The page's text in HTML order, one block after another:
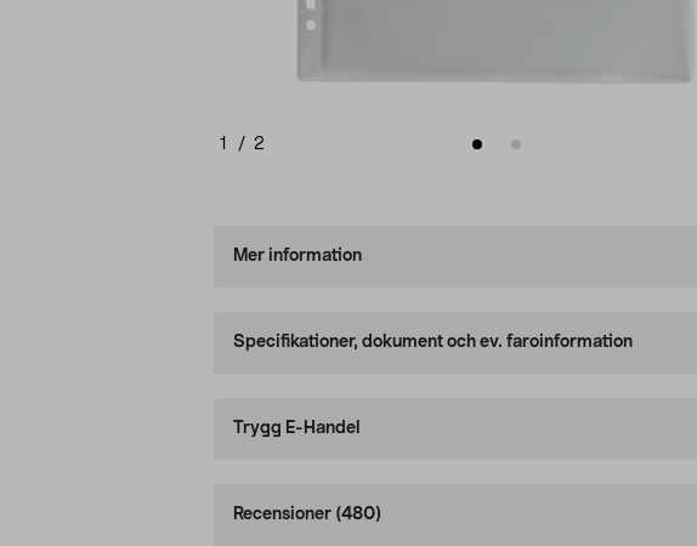
1 / 2
Mer information
Specifikationer, dokument och ev. faroinformation
Trygg E-Handel
Recensioner (480)